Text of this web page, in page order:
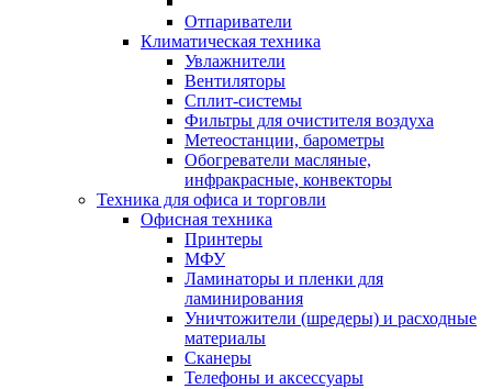
Отпариватели
Климатическая техника
Увлажнители
Вентиляторы
Сплит-системы
Фильтры для очистителя воздуха
Метеостанции, барометры
Обогреватели масляные,
инфракрасные, конвекторы
Техника для офиса и торговли
Офисная техника
Принтеры
МФУ
Ламинаторы и пленки для
ламинирования
Уничтожители (шредеры) и расходные
материалы
Сканеры
Телефоны и аксессуары